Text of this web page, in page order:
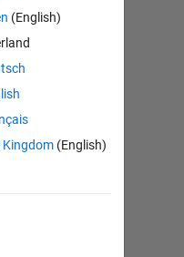
(English)
Kingdom(English)